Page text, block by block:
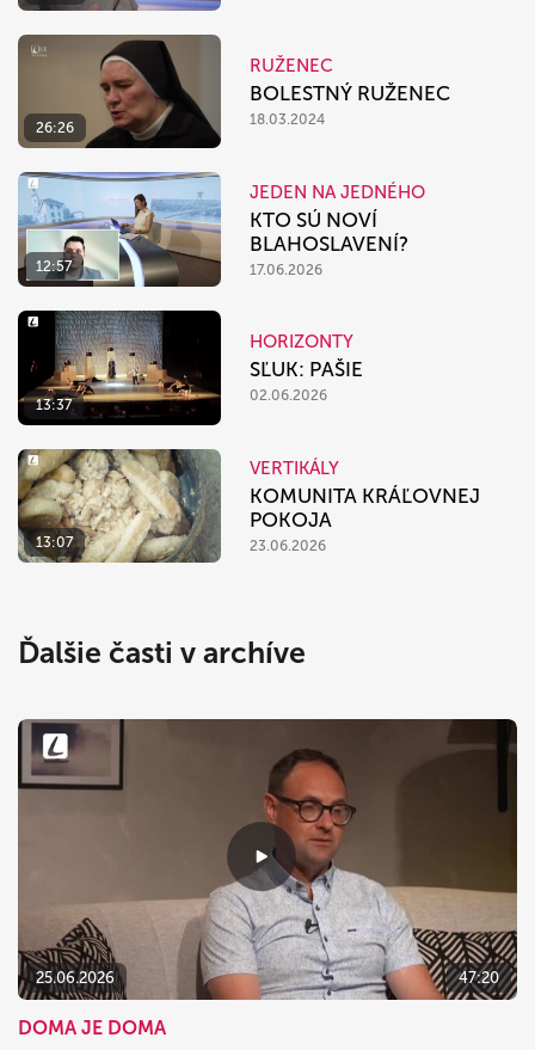
26:26
RUŽENEC
BOLESTNÝ RUŽENEC
18.03.2024
12:57
JEDEN NA JEDNÉHO
KTO SÚ NOVÍ
BLAHOSLAVENÍ?
17.06.2026
13:37
HORIZONTY
SĽUK: PAŠIE
02.06.2026
13:07
VERTIKÁLY
KOMUNITA KRÁĽOVNEJ
POKOJA
23.06.2026
Ďalšie časti v archíve
25.06.2026 47:20
DOMA JE DOMA